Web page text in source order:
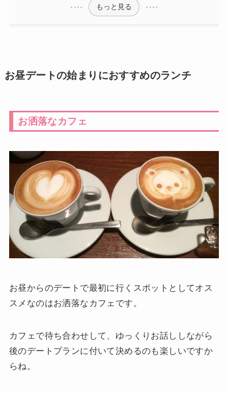
もっと見る
お昼デートの始まりにおすすめのランチ
お洒落なカフェ
お昼からのデートで最初に行くスポットとしてオス
スメなのはお洒落なカフェです。
カフェで待ち合わせして、ゆっくりお話ししながら
後のデートプランに付いて決めるのも楽しいですか
らね。